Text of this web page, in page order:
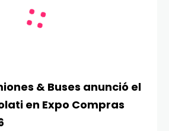
& Buses anunció el
en Expo Compras